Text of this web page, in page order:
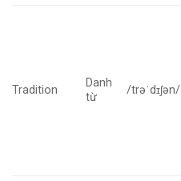
Tradition
Danh
từ
/trəˈdɪʃən/